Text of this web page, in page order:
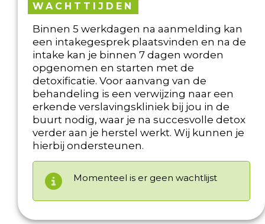
WACHTTIJDEN
Binnen 5 werkdagen na aanmelding kan
een intakegesprek plaatsvinden en na de
intake kan je binnen 7 dagen worden
opgenomen en starten met de
detoxificatie. Voor aanvang van de
behandeling is een verwijzing naar een
erkende verslavingskliniek bij jou in de
buurt nodig, waar je na succesvolle detox
verder aan je herstel werkt. Wij kunnen je
hierbij ondersteunen.
Momenteel is er geen wachtlijst